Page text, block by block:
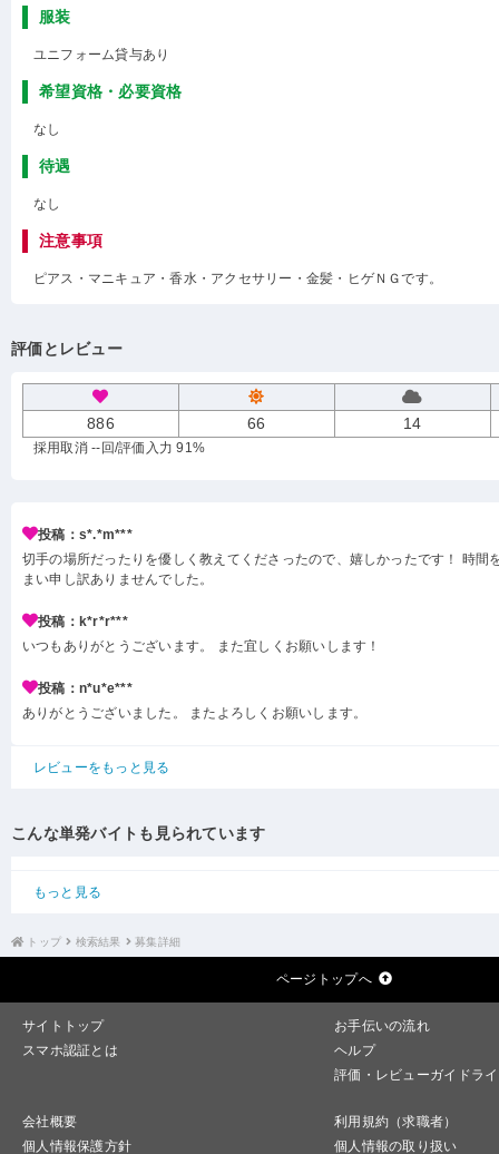
服装
ユニフォーム貸与あり
希望資格・必要資格
なし
待遇
なし
注意事項
ピアス・マニキュア・香水・アクセサリー・金髪・ヒゲＮＧです。
評価とレビュー
886 66 14
採用取消 --回/評価入力 91%
投稿：s*.*m***
切手の場所だったりを優しく教えてくださったので、嬉しかったです！ 時間
まい申し訳ありませんでした。
投稿：k*r*r***
いつもありがとうございます。 また宜しくお願いします！
投稿：n*u*e***
ありがとうございました。 またよろしくお願いします。
レビューをもっと見る
こんな単発バイトも見られています
もっと見る
トップ 検索結果 募集詳細
ページトップへ
サイトトップ
お手伝いの流れ
スマホ認証とは
ヘルプ
評価・レビューガイドラ
会社概要
利用規約（求職者）
個人情報保護方針
個人情報の取り扱い